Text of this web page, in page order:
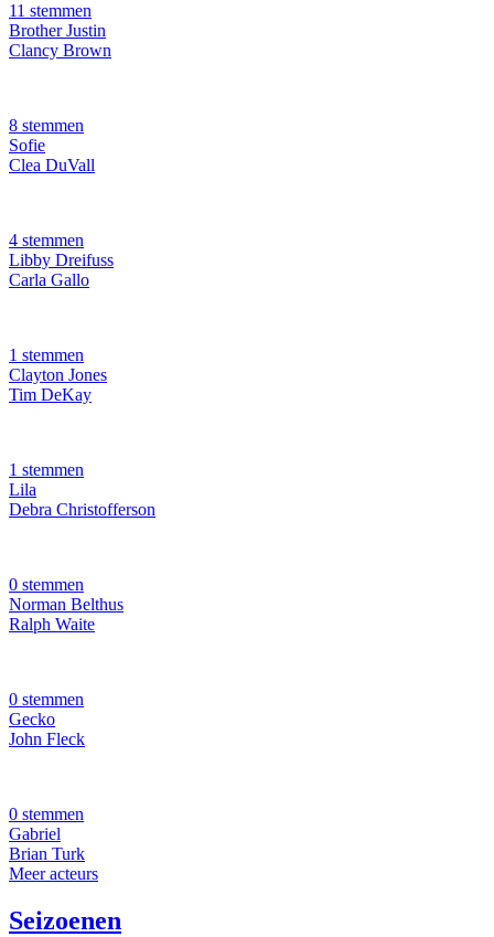
11 stemmen
Brother Justin
Clancy Brown
8 stemmen
Sofie
Clea DuVall
4 stemmen
Libby Dreifuss
Carla Gallo
1 stemmen
Clayton Jones
Tim DeKay
1 stemmen
Lila
Debra Christofferson
0 stemmen
Norman Belthus
Ralph Waite
0 stemmen
Gecko
John Fleck
0 stemmen
Gabriel
Brian Turk
Meer acteurs
Seizoenen